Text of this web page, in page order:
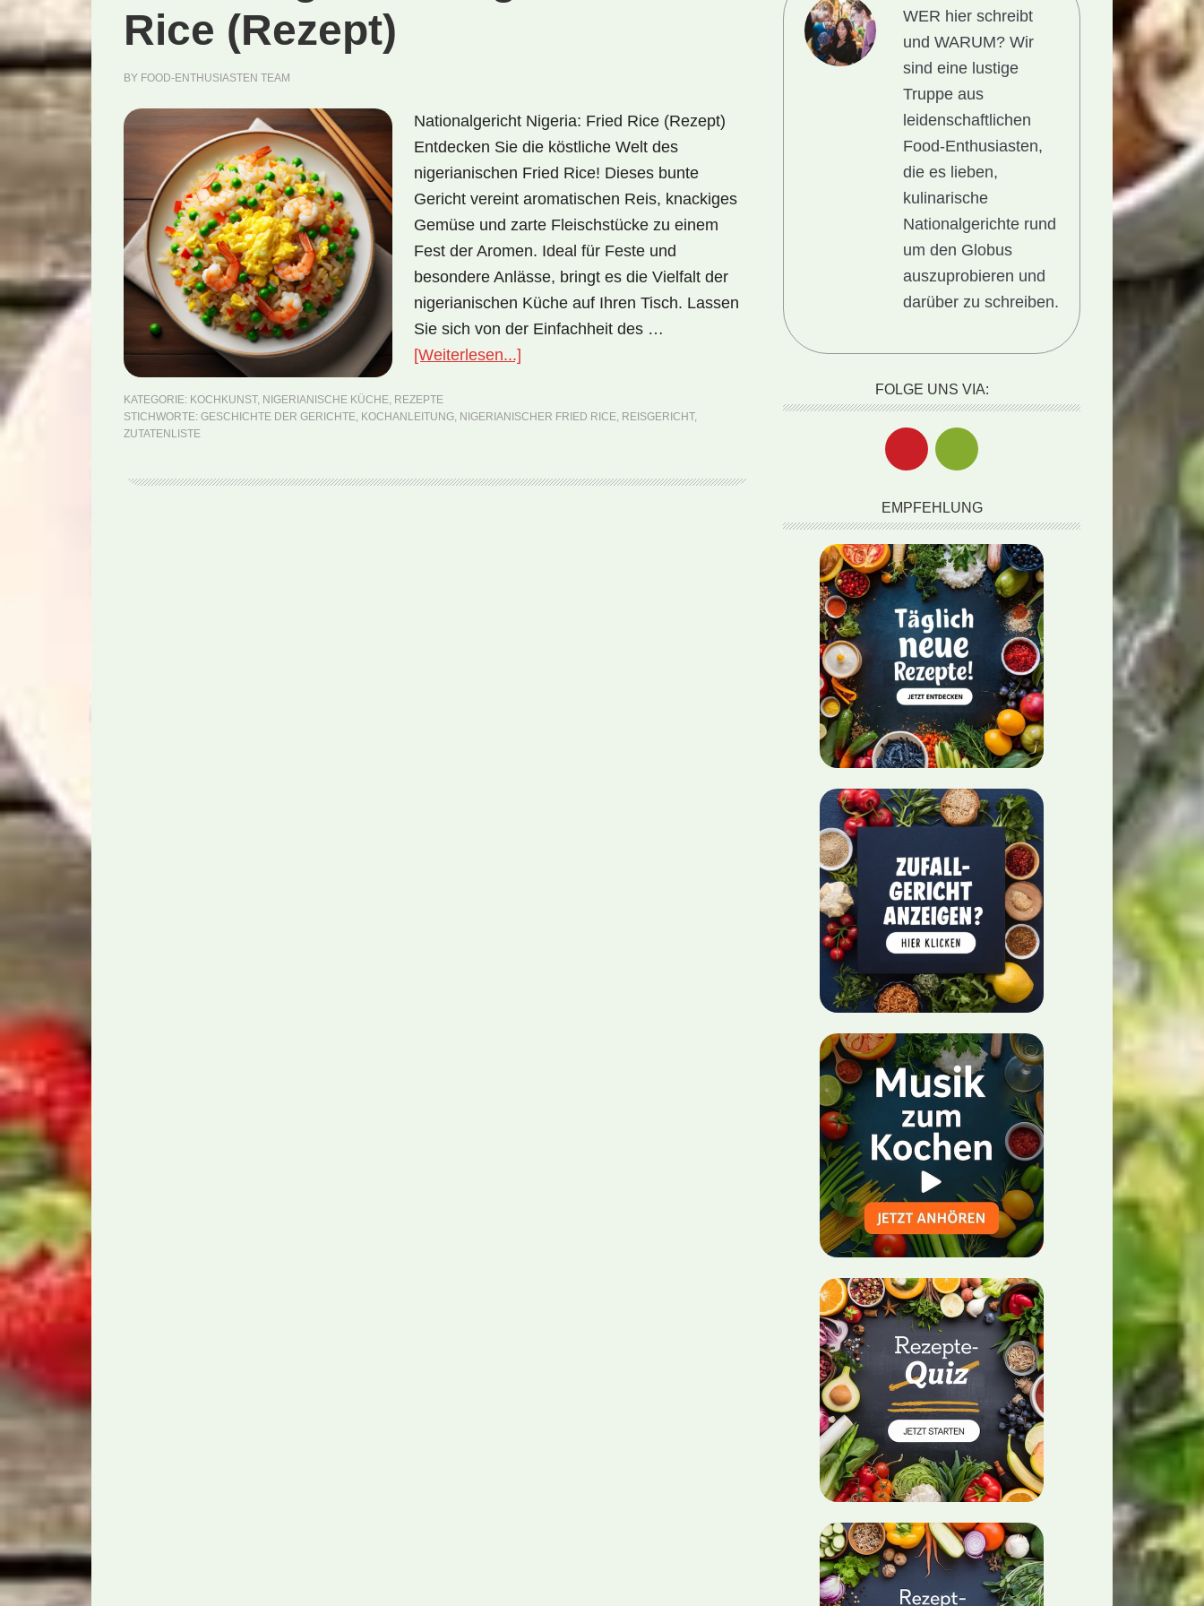
Rice (Rezept)
BY FOOD-ENTHUSIASTEN TEAM
Nationalgericht Nigeria: Fried Rice (Rezept)
Entdecken Sie die köstliche Welt des
nigerianischen Fried Rice! Dieses bunte
Gericht vereint aromatischen Reis, knackiges
Gemüse und zarte Fleischstücke zu einem
Fest der Aromen. Ideal für Feste und
besondere Anlässe, bringt es die Vielfalt der
nigerianischen Küche auf Ihren Tisch. Lassen
Sie sich von der Einfachheit des …
[Weiterlesen...]
KATEGORIE: KOCHKUNST, NIGERIANISCHE KÜCHE, REZEPTE
STICHWORTE: GESCHICHTE DER GERICHTE, KOCHANLEITUNG, NIGERIANISCHER FRIED RICE, REISGERICHT,
ZUTATENLISTE
WER hier schreibt
und WARUM?Wir
sind eine lustige
Truppe aus
leidenschaftlichen
Food-Enthusiasten,
die es lieben,
kulinarische
Nationalgerichte rund
um den Globus
auszuprobieren und
darüber zu schreiben.
FOLGE UNS VIA:
EMPFEHLUNG